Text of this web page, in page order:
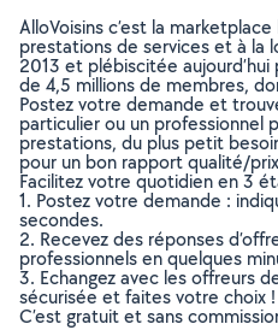
AlloVoisins c’est la
prestations de services et à la
2013 et plébiscitée
de 4,5 millions de membres,
Postez votre demande et
particulier ou un professionnel
prestations, du plus petit
pour un bon rapport qualité/
Facilitez votre quotidien en 3
1. Postez votre demande :
secondes.
2. Recevez des réponses
professionnels en quelques
3. Echangez avec les offreurs
sécurisée et faites votre choix !
C’est gratuit et sans